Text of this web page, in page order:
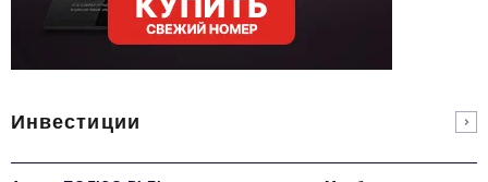
Инвестиции